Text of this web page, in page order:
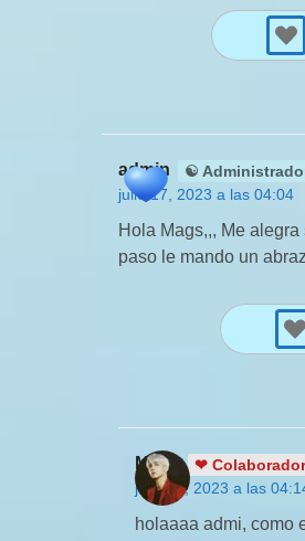
admin
☯
julio 17, 2023 a las 04:04
Hola Mags,,, Me
paso le mando un
Mags
❤
julio 17, 2023 a las
holaaaa admi, como